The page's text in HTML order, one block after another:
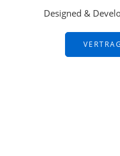
Designed &